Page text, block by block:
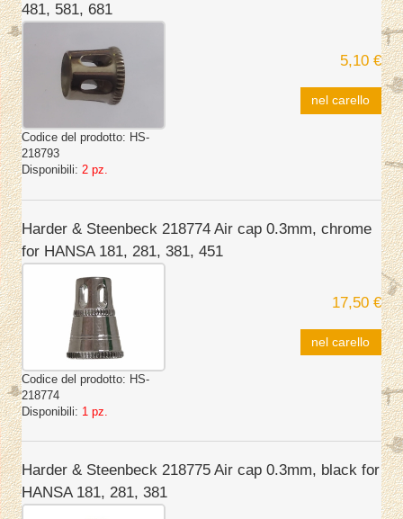
481, 581, 681
Codice del prodotto: HS-
218793
Disponibili: 2 pz.
5,10 €
nel carello
Harder & Steenbeck 218774 Air cap 0.3mm, chrome
for HANSA 181, 281, 381, 451
Codice del prodotto: HS-
218774
Disponibili: 1 pz.
17,50 €
nel carello
Harder & Steenbeck 218775 Air cap 0.3mm, black for
HANSA 181, 281, 381